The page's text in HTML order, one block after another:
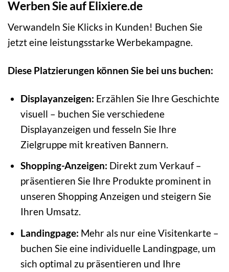
Werben Sie auf Elixiere.de
Verwandeln Sie Klicks in Kunden! Buchen Sie
jetzt eine leistungsstarke Werbekampagne.
Diese Platzierungen können Sie bei uns buchen:
Displayanzeigen: Erzählen Sie Ihre Geschichte
visuell – buchen Sie verschiedene
Displayanzeigen und fesseln Sie Ihre
Zielgruppe mit kreativen Bannern.
Shopping-Anzeigen: Direkt zum Verkauf –
präsentieren Sie Ihre Produkte prominent in
unseren Shopping Anzeigen und steigern Sie
Ihren Umsatz.
Landingpage: Mehr als nur eine Visitenkarte –
buchen Sie eine individuelle Landingpage, um
sich optimal zu präsentieren und Ihre